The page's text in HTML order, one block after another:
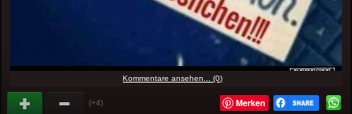
Kommentare ansehen... (0)
(+4) Merken